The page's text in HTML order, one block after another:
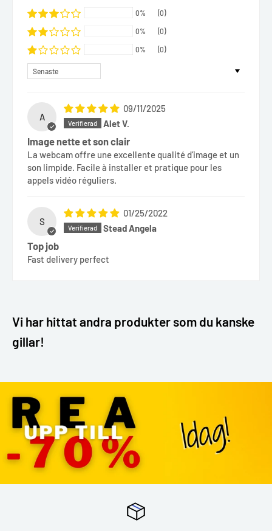
0% (0)
0% (0)
0% (0)
Sort by
A
09/11/2025
Alet V.
Image nette et son clair
La webcam offre une excellente qualité d’image et un
son limpide. Facile à installer et pratique pour les
appels vidéo réguliers.
S
01/25/2022
Stead Angela
Top job
Fast delivery perfect
Vi har hittat andra produkter som du kanske
gillar!